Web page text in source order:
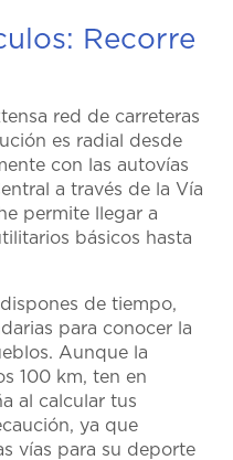
Recorre
red de carreteras
es radial desde
con las autovías
a través de la Vía
permite llegar a
básicos hasta
de tiempo,
para conocer la
Aunque la
100 km, ten en
al calcular tus
ya que
vías para su deporte